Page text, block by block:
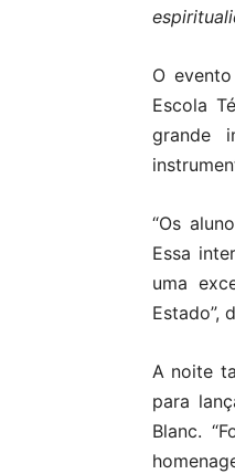
O
Escola
grande
“Os
Essa
uma
Estado”,
A noite
para
Blanc.